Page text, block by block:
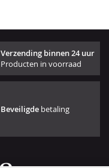
Verzending binnen 24 uur
Producten in voorraad
Beveiligde betaling